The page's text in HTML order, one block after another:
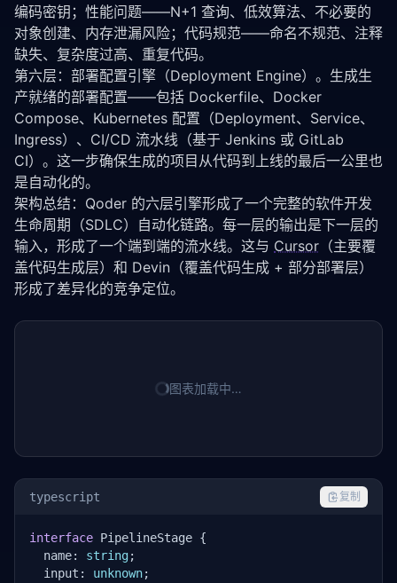
编码密钥；性能问题——N+1 查询、低效算法、不必要的
对象创建、内存泄漏风险；代码规范——命名不规范、注释
缺失、复杂度过高、重复代码。
第六层：部署配置引擎（Deployment Engine）。生成生
产就绪的部署配置——包括 Dockerfile、Docker
Compose、Kubernetes 配置（Deployment、Service、
Ingress）、CI/CD 流水线（基于 Jenkins 或 GitLab
CI）。这一步确保生成的项目从代码到上线的最后一公里也
是自动化的。
架构总结：Qoder 的六层引擎形成了一个完整的软件开发
生命周期（SDLC）自动化链路。每一层的输出是下一层的
输入，形成了一个端到端的流水线。这与 Cursor （主要覆
盖代码生成层）和 Devin（覆盖代码生成 + 部分部署层）
形成了差异化的竞争定位。
图表加载中…
typescript 复制
interface PipelineStage {
  name:
string;
  input:
unknown;